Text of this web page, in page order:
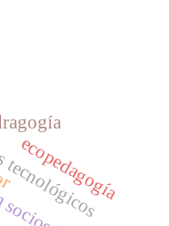
ecopedagogía